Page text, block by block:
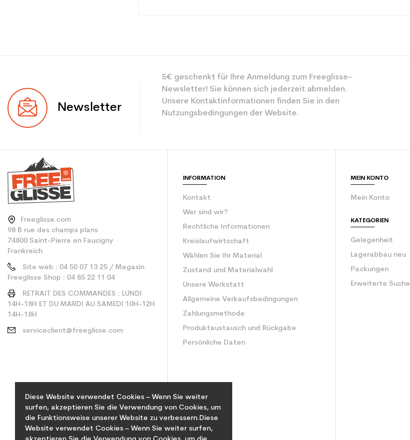
Diese Website verwendet Cookies – Wenn Sie weiter
surfen, akzeptieren Sie die Verwendung von Cookies, um
die Funktionsweise unserer Website zu verbessern.Diese
Website verwendet Cookies – Wenn Sie weiter surfen,
Benutzer
Ebene
Newsletter
5€ geschenkt für Ihre Anmeldung zum Freeglisse-
Newsletter! Sie können sich jederzeit abmelden.
Unsere Kontaktinformationen finden Sie in den
Nutzungsbedingungen der Website.
Freeglisse.com
98 B rue des champs plans
74800 Saint-Pierre en Faucigny
Frankreich
Site web : 04 50 07 13 25 / Magasin
Freeglisse Shop : 04 85 22 11 04
RETRAIT DES COMMANDES : LUNDI
14H-18H ET DU MARDI AU SAMEDI 10H-12H
14H-18H
serviceclient@freeglisse.com
INFORMATION
Kontakt
Wer sind wir?
Rechtliche Informationen
Kreislaufwirtschaft
Wählen Sie Ihr Material
Zustand und Materialwahl
Unsere Werkstatt
Allgemeine Verkaufsbedingungen
Zahlungsmethode
Produktaustausch und Rückgabe
Persönliche Daten
MEIN KONTO
Mein Konto
KATEGORIEN
Gelegenheit
Lagerabbau neu
Packungen
Erweiterte Suche